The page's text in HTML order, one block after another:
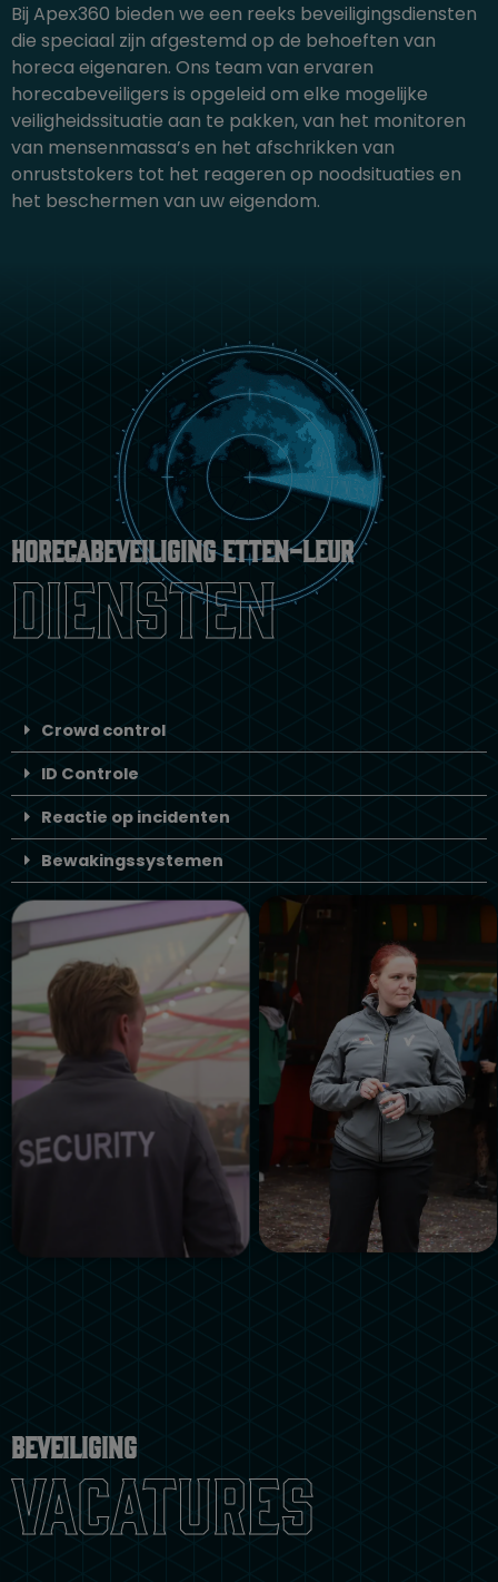
Bij Apex360 bieden we een reeks beveiligingsdiensten
die speciaal zijn afgestemd op de behoeften van
horeca eigenaren. Ons team van ervaren
horecabeveiligers is opgeleid om elke mogelijke
veiligheidssituatie aan te pakken, van het monitoren
van mensenmassa’s en het afschrikken van
onruststokers tot het reageren op noodsituaties en
het beschermen van uw eigendom.
Horecabeveiliging Etten-Leur
Diensten
Crowd control
ID Controle
Reactie op incidenten
Bewakingssystemen
Beveiliging
Vacatures